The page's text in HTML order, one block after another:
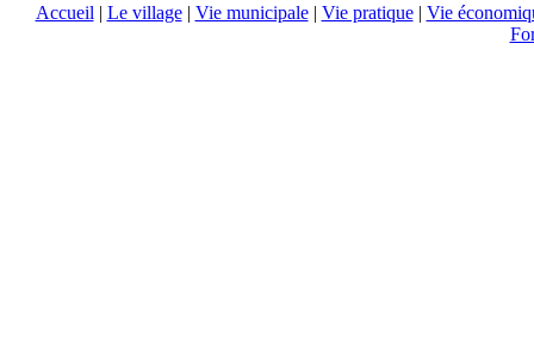
Accueil | Le village| Vie municipale| Vie pratique| Vie